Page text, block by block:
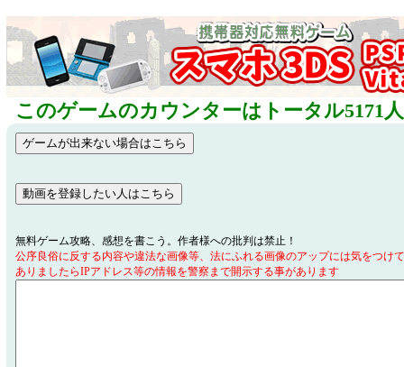
このゲームのカウンターはトータル5171
無料ゲーム攻略、感想を書こう。作者様への批判は禁止！
公序良俗に反する内容や違法な画像等、法にふれる画像のアップには気をつけ
ありましたらIPアドレス等の情報を警察まで開示する事があります